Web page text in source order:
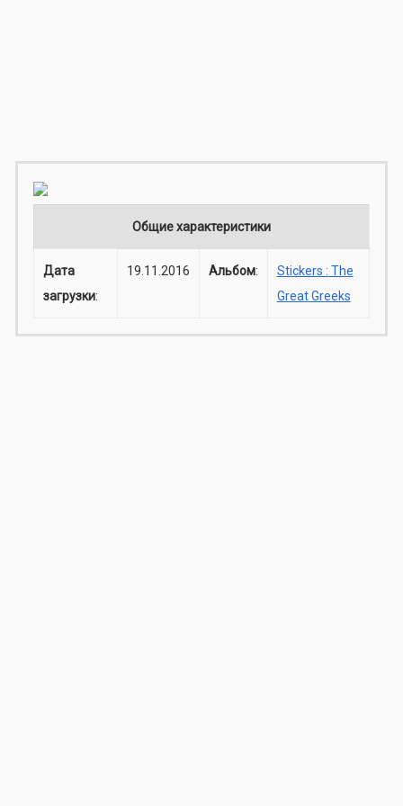
Общие характеристики
Дата
загрузки:
19.11.2016 Альбом:
Stickers : The
Great Greeks